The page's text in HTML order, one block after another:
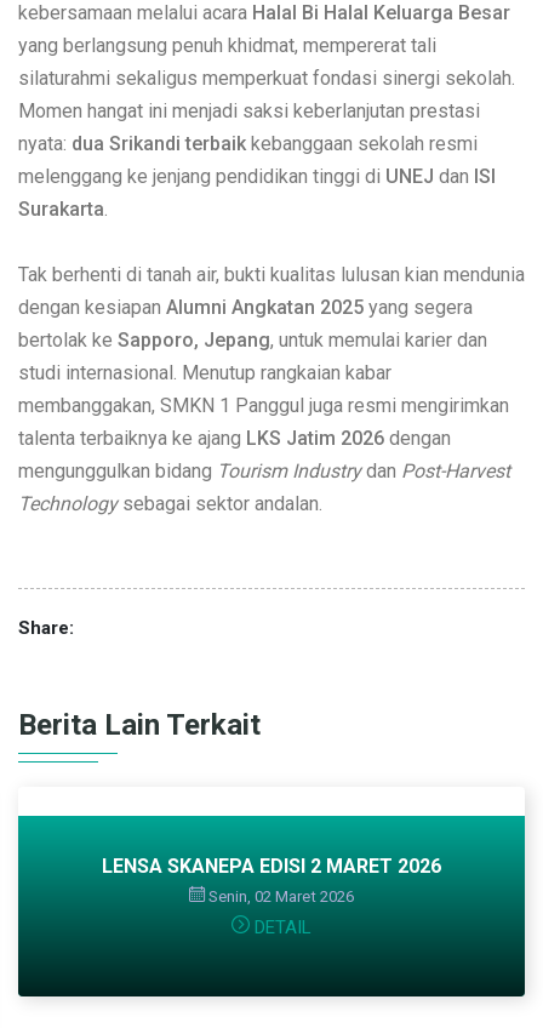
kebersamaan melalui acara Halal Bi Halal Keluarga Besar
yang berlangsung penuh khidmat, mempererat tali
silaturahmi sekaligus memperkuat fondasi sinergi sekolah.
Momen hangat ini menjadi saksi keberlanjutan prestasi
nyata: dua Srikandi terbaik kebanggaan sekolah resmi
melenggang ke jenjang pendidikan tinggi di UNEJ dan ISI
Surakarta.
Tak berhenti di tanah air, bukti kualitas lulusan kian mendunia
dengan kesiapan Alumni Angkatan 2025 yang segera
bertolak ke Sapporo, Jepang, untuk memulai karier dan
studi internasional. Menutup rangkaian kabar
membanggakan, SMKN 1 Panggul juga resmi mengirimkan
talenta terbaiknya ke ajang LKS Jatim 2026 dengan
mengunggulkan bidang Tourism Industrydan Post-Harvest
Technologysebagai sektor andalan.
Share:
Berita Lain Terkait